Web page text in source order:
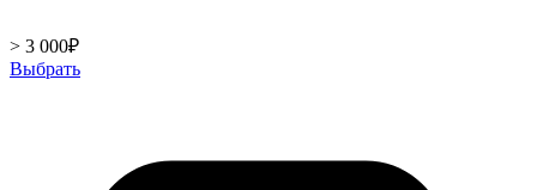
> 3 000₽
Выбрать